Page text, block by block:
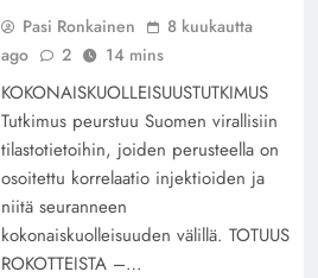
Pasi Ronkainen
8 kuukautta
ago
2 14 mins
KOKONAISKUOLLEISUUSTUTKIMUS
Tutkimus peurstuu Suomen virallisiin
tilastotietoihin, joiden perusteella on
osoitettu korrelaatio injektioiden ja
niitä seuranneen
kokonaiskuolleisuuden välillä. TOTUUS
ROKOTTEISTA –…